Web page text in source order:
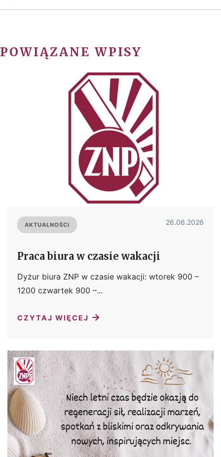
POWIĄZANE WPISY
AKTUALNOŚCI 26.06.2026
Praca biura w czasie wakacji
Dyżur biura ZNP w czasie wakacji: wtorek 900 –
1200 czwartek 900 –...
CZYTAJ WIĘCEJ →